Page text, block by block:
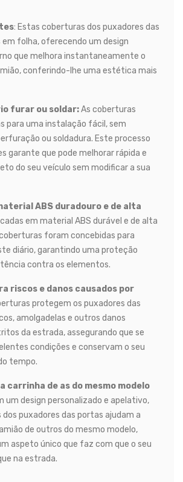
: Estas coberturas dos puxadores das
folha, oferecendo um design
que melhora instantaneamente o
conferindo-lhe uma estética mais
furar ou soldar:As coberturas
para uma instalação fácil, sem
ou soldadura. Este processo
garante que pode melhorar rápida e
do seu veículo sem modificar a sua
ABS duradouro e de alta
em material ABS durável e de alta
foram concebidas para
diário, garantindo uma proteção
contra os elementos.
riscos e danos causados por
protegem os puxadores das
amolgadelas e outros danos
da estrada, assegurando que se
condições e conservam o seu
tempo.
carrinha de as do mesmo modelo
um design personalizado e apelativo,
puxadores das portas ajudam a
de outros do mesmo modelo,
aspeto único que faz com que o seu
na estrada.